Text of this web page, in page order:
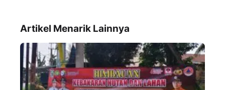
Artikel Menarik Lainnya